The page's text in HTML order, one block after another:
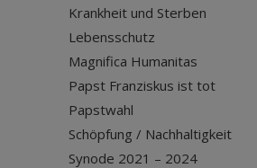
Krankheit und Sterben
Lebensschutz
Magnifica Humanitas
Papst Franziskus ist tot
Papstwahl
Schöpfung / Nachhaltigkeit
Synode 2021 – 2024